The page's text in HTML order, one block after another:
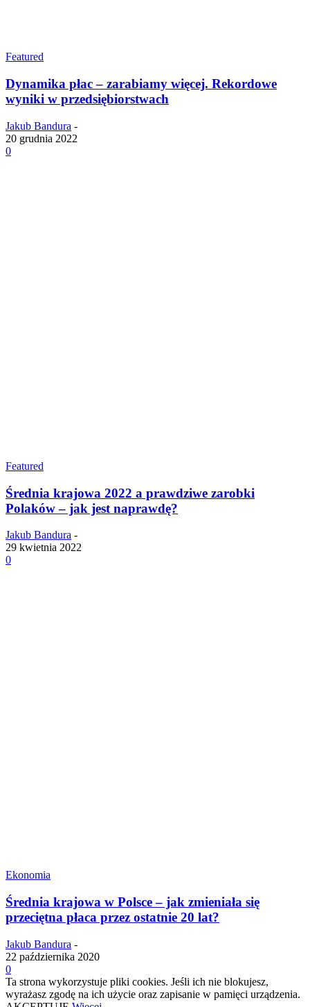
Featured
Dynamika płac – zarabiamy więcej. Rekordowe
wyniki w przedsiębiorstwach
Jakub Bandura -
20 grudnia 2022
0
Featured
Średnia krajowa 2022 a prawdziwe zarobki
Polaków – jak jest naprawdę?
Jakub Bandura -
29 kwietnia 2022
0
Ekonomia
Średnia krajowa w Polsce – jak zmieniała się
przeciętna płaca przez ostatnie 20 lat?
Jakub Bandura -
22 października 2020
0
Ta strona wykorzystuje pliki cookies. Jeśli ich nie blokujesz,
wyrażasz zgodę na ich użycie oraz zapisanie w pamięci urządzenia.